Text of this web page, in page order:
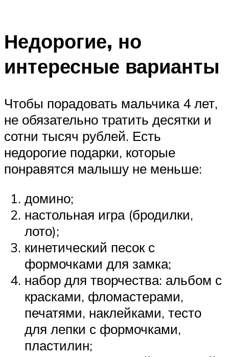
Недорогие, но
интересные варианты
Чтобы порадовать мальчика 4 лет,
не обязательно тратить десятки и
сотни тысяч рублей. Есть
недорогие подарки, которые
понравятся малышу не меньше:
домино;
настольная игра (бродилки,
лото);
кинетический песок с
формочками для замка;
набор для творчества: альбом с
красками, фломастерами,
печатями, наклейками, тесто
для лепки с формочками,
пластилин;